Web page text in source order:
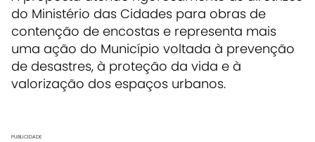
do Ministério das Cidades para obras de
contenção de encostas e representa mais
uma ação do Município voltada à prevenção
de desastres, à proteção da vida e à
valorização dos espaços urbanos.
PUBLICIDADE